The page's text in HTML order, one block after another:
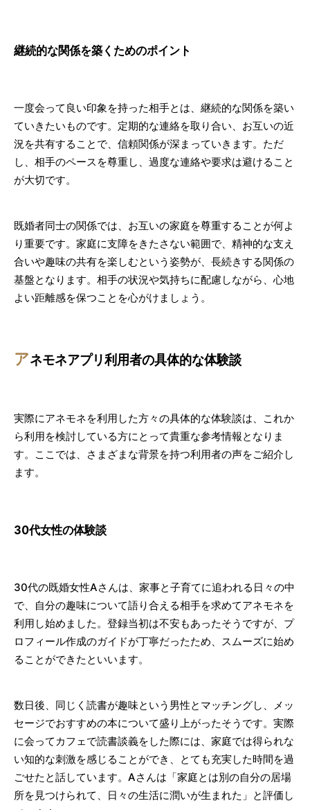
継続的な関係を築くためのポイント
一度会って良い印象を持った相手とは、継続的な関係を築い
ていきたいものです。定期的な連絡を取り合い、お互いの近
況を共有することで、信頼関係が深まっていきます。ただ
し、相手のペースを尊重し、過度な連絡や要求は避けること
が大切です。
既婚者同士の関係では、お互いの家庭を尊重することが何よ
り重要です。家庭に支障をきたさない範囲で、精神的な支え
合いや趣味の共有を楽しむという姿勢が、長続きする関係の
基盤となります。相手の状況や気持ちに配慮しながら、心地
よい距離感を保つことを心がけましょう。
アネモネアプリ利用者の具体的な体験談
実際にアネモネを利用した方々の具体的な体験談は、これか
ら利用を検討している方にとって貴重な参考情報となりま
す。ここでは、さまざまな背景を持つ利用者の声をご紹介し
ます。
30代女性の体験談
30代の既婚女性Aさんは、家事と子育てに追われる日々の中
で、自分の趣味について語り合える相手を求めてアネモネを
利用し始めました。登録当初は不安もあったそうですが、プ
ロフィール作成のガイドが丁寧だったため、スムーズに始め
ることができたといいます。
数日後、同じく読書が趣味という男性とマッチングし、メッ
セージでおすすめの本について盛り上がったそうです。実際
に会ってカフェで読書談義をした際には、家庭では得られな
い知的な刺激を感じることができ、とても充実した時間を過
ごせたと話しています。Aさんは「家庭とは別の自分の居場
所を見つけられて、日々の生活に潤いが生まれた」と評価し